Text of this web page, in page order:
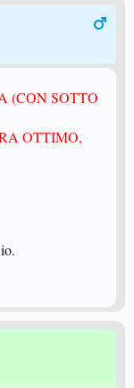
(CON SOTTO
OTTIMO,